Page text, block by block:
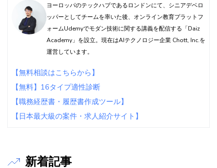
ヨーロッパのテックハブであるロンドンにて、シニアデベロ
ッパーとしてチームを率いた後、オンライン教育プラットフ
ォームUdemyでモダン技術に関する講義を配信する「Daiz
Academy」を設立。現在はAIテクノロジー企業 Chott, Inc.を
運営しています。
【無料相談はこちらから】
【無料】16タイプ適性診断
【職務経歴書・履歴書作成ツール】
【日本最大級の案件・求人紹介サイト】
新着記事